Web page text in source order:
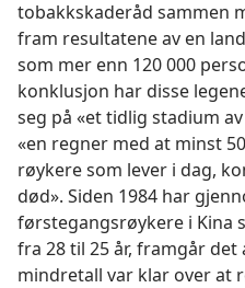
tobakkskaderåd sammen
fram resultatene av en
som mer enn 120 000
konklusjon har disse
seg på «et tidlig stadium
«en regner med at minst
røykere som lever i dag,
død». Siden 1984 har
førstegangsrøykere i Kina
fra 28 til 25 år, framgår det
mindretall var klar over at